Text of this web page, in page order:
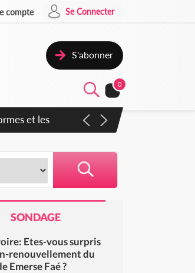
compte Se Connecter
S'abonner
0
le
SONDAGE
Etes-vous surpris
renouvellement du
Emerse Faé ?